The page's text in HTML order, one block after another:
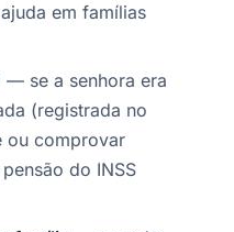
em famílias
— se a senhora era
(registrada no
ou comprovar
do INSS